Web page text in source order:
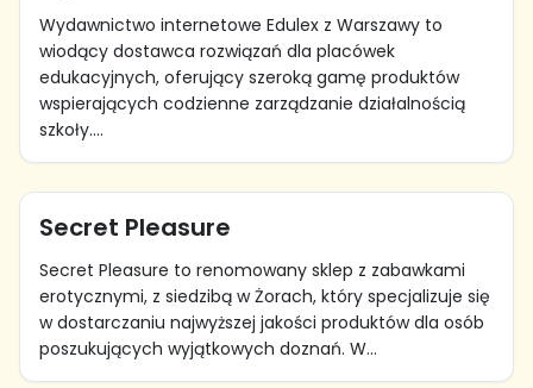
Wydawnictwo internetowe Edulex z Warszawy to
wiodący dostawca rozwiązań dla placówek
edukacyjnych, oferujący szeroką gamę produktów
wspierających codzienne zarządzanie działalnością
szkoły....
Secret Pleasure
Secret Pleasure to renomowany sklep z zabawkami
erotycznymi, z siedzibą w Żorach, który specjalizuje się
w dostarczaniu najwyższej jakości produktów dla osób
poszukujących wyjątkowych doznań. W...